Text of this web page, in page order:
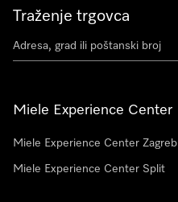
Traženje trgovca
Miele Experience Center
Miele Experience Center Zagreb
Miele Experience Center Split